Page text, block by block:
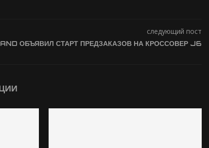
следующий пост
ОБЪЯВИЛ СТАРТ ПРЕДЗАКАЗОВ НА КРОССОВЕР J6